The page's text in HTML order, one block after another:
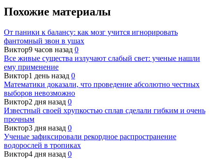
Похожие материалы
От паники к балансу: как мозг учится игнорировать
фантомный звон в ушах
Виктор9 часов назад 0
Все живые существа излучают слабый свет: ученые нашли
ему применение
Виктор1 день назад 0
Математики доказали, что проведение абсолютно честных
выборов невозможно
Виктор2 дня назад 0
Известный своей хрупкостью сплав сделали гибким и очень
прочным
Виктор3 дня назад 0
Ученые зафиксировали рекордное распространение
водорослей в тропиках
Виктор4 дня назад 0